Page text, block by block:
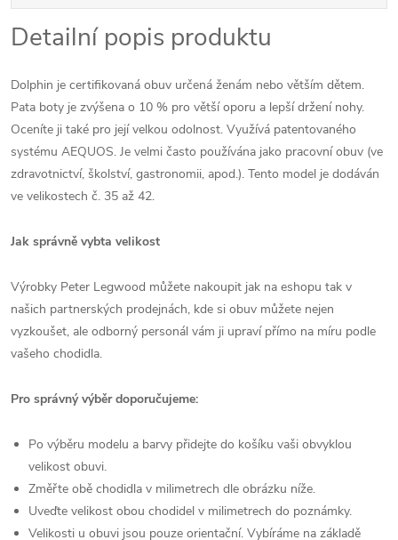
Detailní popis produktu
Dolphin je certifikovaná obuv určená ženám nebo větším dětem.
Pata boty je zvýšena o 10 % pro větší oporu a lepší držení nohy.
Oceníte ji také pro její velkou odolnost. Využívá patentovaného
systému AEQUOS. Je velmi často používána jako pracovní obuv (ve
zdravotnictví, školství, gastronomii, apod.). Tento model je dodáván
ve velikostech č. 35 až 42.
Jak správně vybta velikost
Výrobky Peter Legwood můžete nakoupit jak na eshopu tak v
našich partnerských prodejnách, kde si obuv můžete nejen
vyzkoušet, ale odborný personál vám ji upraví přímo na míru podle
vašeho chodidla.
Pro správný výběr doporučujeme:
Po výběru modelu a barvy přidejte do košíku vaši obvyklou
velikost obuvi.
Změřte obě chodidla v milimetrech dle obrázku níže.
Uveďte velikost obou chodidel v milimetrech do poznámky.
Velikosti u obuvi jsou pouze orientační. Vybíráme na základě